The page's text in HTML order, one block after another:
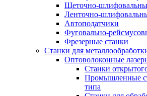
Щеточно-
Ленточно-
Автоподатчики
Фуговально-
Фрезерные станки
Станки для
Оптоволоконные
Станки
Промышленные
типа